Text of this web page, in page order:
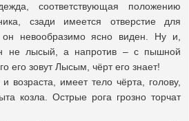
соответствующая положению
сзади имеется отверстие для
он невообразимо ясно виден. Ну и,
не лысый, а напротив – с пышной
его зовут Лысым, чёрт его знает!
возраста, имеет тело чёрта, голову,
козла. Острые рога грозно торчат